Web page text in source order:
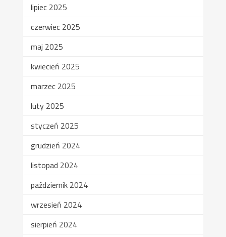
lipiec 2025
czerwiec 2025
maj 2025
kwiecień 2025
marzec 2025
luty 2025
styczeń 2025
grudzień 2024
listopad 2024
październik 2024
wrzesień 2024
sierpień 2024